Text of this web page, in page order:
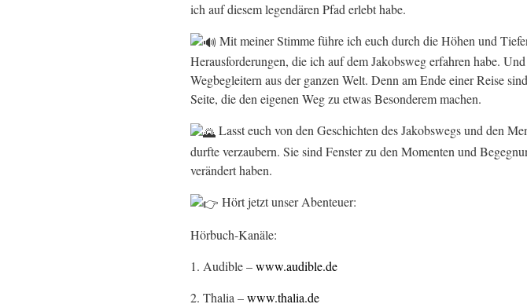
ich auf diesem legendären Pfad erlebt habe.
Mit meiner Stimme führe ich euch durch die Höhen und
Herausforderungen, die ich auf dem Jakobsweg erfahren habe.
Wegbegleitern aus der ganzen Welt.Denn am Ende einer Reise
Seite, die den eigenen Weg zu etwas Besonderem machen.
Lasst euch von den Geschichten des Jakobswegs und den
durfte verzaubern. Sie sind Fenster zu den Momenten und
verändert haben.
Hört jetzt unser Abenteuer:
Hörbuch-Kanäle:
1. Audible –www.audible.de
2. Thalia –www.thalia.de